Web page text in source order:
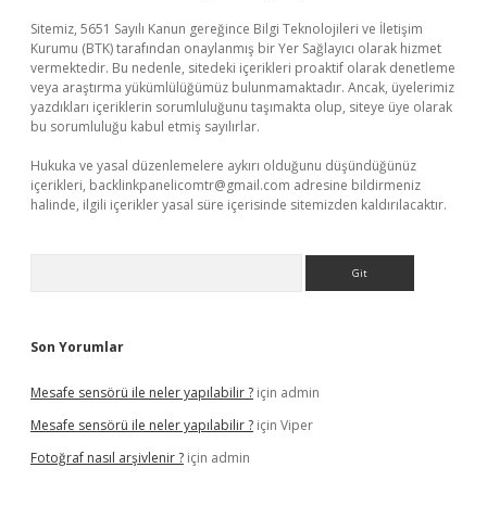
Sitemiz, 5651 Sayılı Kanun gereğince Bilgi Teknolojileri ve İletişim
Kurumu (BTK) tarafından onaylanmış bir Yer Sağlayıcı olarak hizmet
vermektedir. Bu nedenle, sitedeki içerikleri proaktif olarak denetleme
veya araştırma yükümlülüğümüz bulunmamaktadır. Ancak, üyelerimiz
yazdıkları içeriklerin sorumluluğunu taşımakta olup, siteye üye olarak
bu sorumluluğu kabul etmiş sayılırlar.
Hukuka ve yasal düzenlemelere aykırı olduğunu düşündüğünüz
içerikleri, backlinkpanelicomtr@gmail.com adresine bildirmeniz
halinde, ilgili içerikler yasal süre içerisinde sitemizden kaldırılacaktır.
Son Yorumlar
Mesafe sensörü ile neler yapılabilir ? için admin
Mesafe sensörü ile neler yapılabilir ? için Viper
Fotoğraf nasıl arşivlenir ? için admin